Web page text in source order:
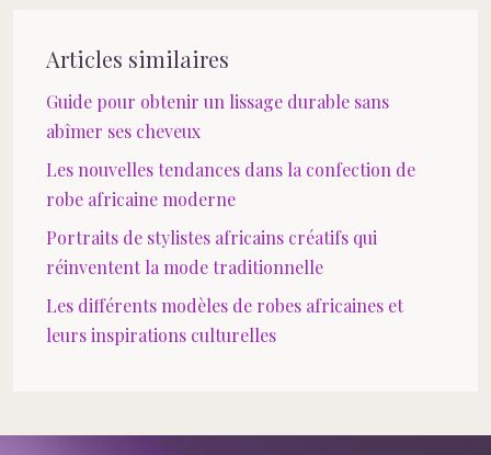
Articles similaires
Guide pour obtenir un lissage durable sans
abîmer ses cheveux
Les nouvelles tendances dans la confection de
robe africaine moderne
Portraits de stylistes africains créatifs qui
réinventent la mode traditionnelle
Les différents modèles de robes africaines et
leurs inspirations culturelles